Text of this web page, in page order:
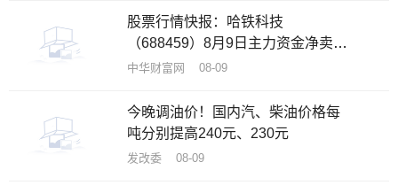
股票行情快报：哈铁科技
（688459）8月9日主力资金净卖出
58.64万元
中华财富网 08-09
今晚调油价！国内汽、柴油价格每
吨分别提高240元、230元
发改委 08-09